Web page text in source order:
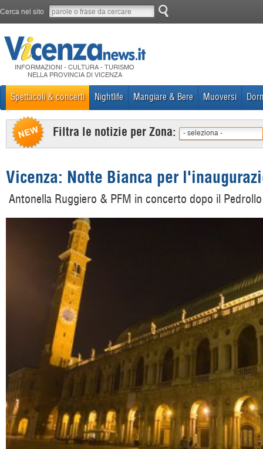
Cerca nel sito
INFORMAZIONI - CULTURA - TURISMO
NELLA PROVINCIA DI VICENZA
Spettacoli & concerti Nightlife Mangiare & Bere Muoversi
Filtra le notizie per Zona: - seleziona -
Vicenza: Notte Bianca per
Antonella Ruggiero & PFM in concerto dopo il